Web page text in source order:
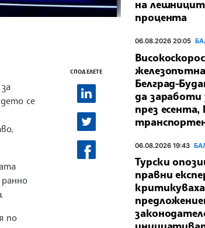
се
по
СПОДЕЛЕТЕ
на
процента
06.08.2026 20:05
Белград-
да
през есента,
06.08.2026 19:43
Турски
правни
критикуваха